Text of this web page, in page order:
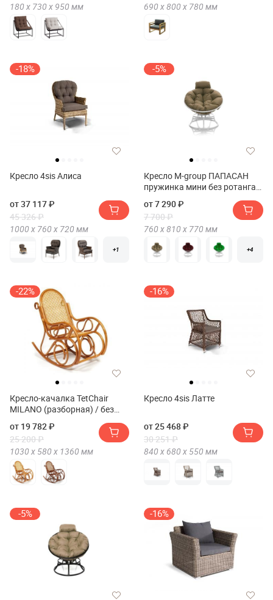
180 х 730 х 950 мм 690 х800 х 780 мм
-18%
Кресло 4sis Алиса
от 37 117 ₽
45 326 ₽
1000 х 760 х 720 мм
+1
-5%
Кресло M-group ПАПАСАН
пружинка мини без ротанга
от 7 290 ₽
7 700 ₽
760 х810 х 770 мм
+4
-22%
Кресло-качалка TetChair
MILANO (разборная) / без
от 19 782 ₽
25 200 ₽
1030 х 580 х 1360 мм
-16%
Кресло 4sis Латте
от 25 468 ₽
30 251 ₽
840 х 680 х 550 мм
-5% -16%